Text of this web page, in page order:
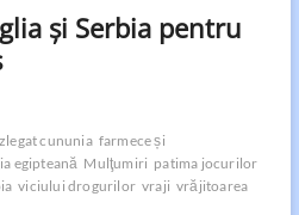
și Serbia pentru
cununia farmece și
egipteană Mulţumiri patima jocurilor
viciului drogurilor vraji vrăjitoarea